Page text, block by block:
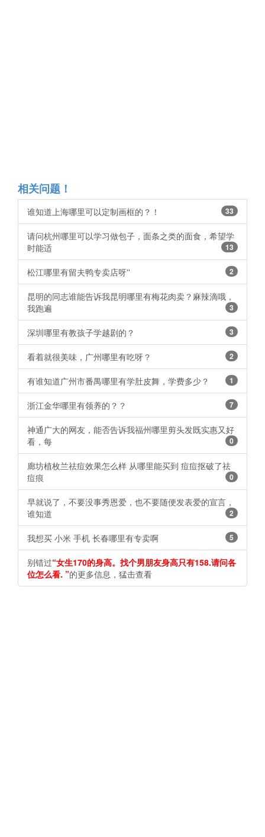
相关问题！
谁知道上海哪里可以定制画框的？！ 33
请问杭州哪里可以学习做包子，面条之类的面食，希望学
时能适
13
松江哪里有留夫鸭专卖店呀'' ​​​​ 2
昆明的同志谁能告诉我昆明哪里有梅花肉卖？麻辣滴哦，
我跑遍
3
深圳哪里有教孩子学越剧的？ 3
看着就很美味，广州哪里有吃呀？ 2
有谁知道广州市番禺哪里有学肚皮舞，学费多少？ 1
浙江金华哪里有领养的？？ 7
神通广大的网友，能否告诉我福州哪里剪头发既实惠又好
看，每
0
廊坊植枚兰祛痘效果怎么样 从哪里能买到 痘痘抠破了祛
痘痕
0
早就说了，不要没事秀恩爱，也不要随便发表爱的宣言，
谁知道
2
我想买 小米 手机 长春哪里有专卖啊 5
别错过“女生170的身高。找个男朋友身高只有158.请问各
位怎么看. ​​​​”的更多信息，猛击查看